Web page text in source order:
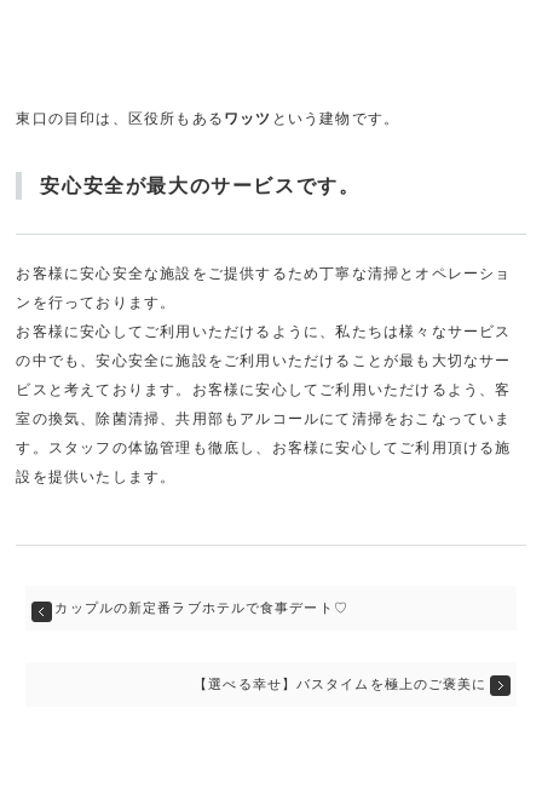
東口の目印は、区役所もある ワッツ という建物です。
安心安全が最大のサービスです。
お客様に安心安全な施設をご提供するため丁寧な清掃とオペレーショ
ンを行っております。
お客様に安心してご利用いただけるように、私たちは様々なサービス
の中でも、安心安全に施設をご利用いただけることが最も大切なサー
ビスと考えております。お客様に安心してご利用いただけるよう、客
室の換気、除菌清掃、共用部もアルコールにて清掃をおこなっていま
す。スタッフの体協管理も徹底し、お客様に安心してご利用頂ける施
設を提供いたします。
カップルの新定番ラブホテルで食事デート♡
【選べる幸せ】バスタイムを極上のご褒美に